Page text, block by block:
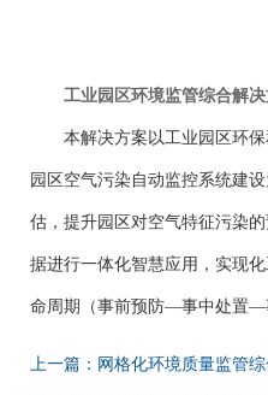
工业园区环境监管综合解
本解决方案以工业园区环
园区空气污染自动监控系统建
估，提升园区对空气特征污染
据进行一体化智慧应用，实现
命周期（事前预防—事中处置—
上一篇：网格化环境质量监管